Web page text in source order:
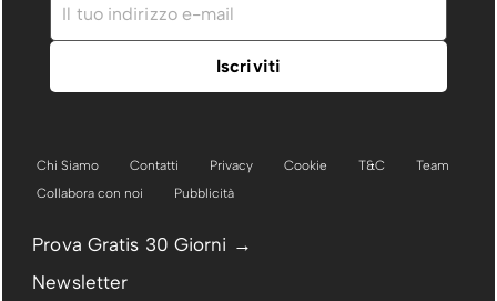
Chi Siamo Contatti Privacy Cookie T&C
Team
Collabora con noi
Pubblicità
Prova Gratis 30 Giorni →
Newsletter